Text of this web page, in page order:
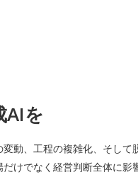
AIを
動、工程の複雑化、そして
けでなく経営判断全体に影